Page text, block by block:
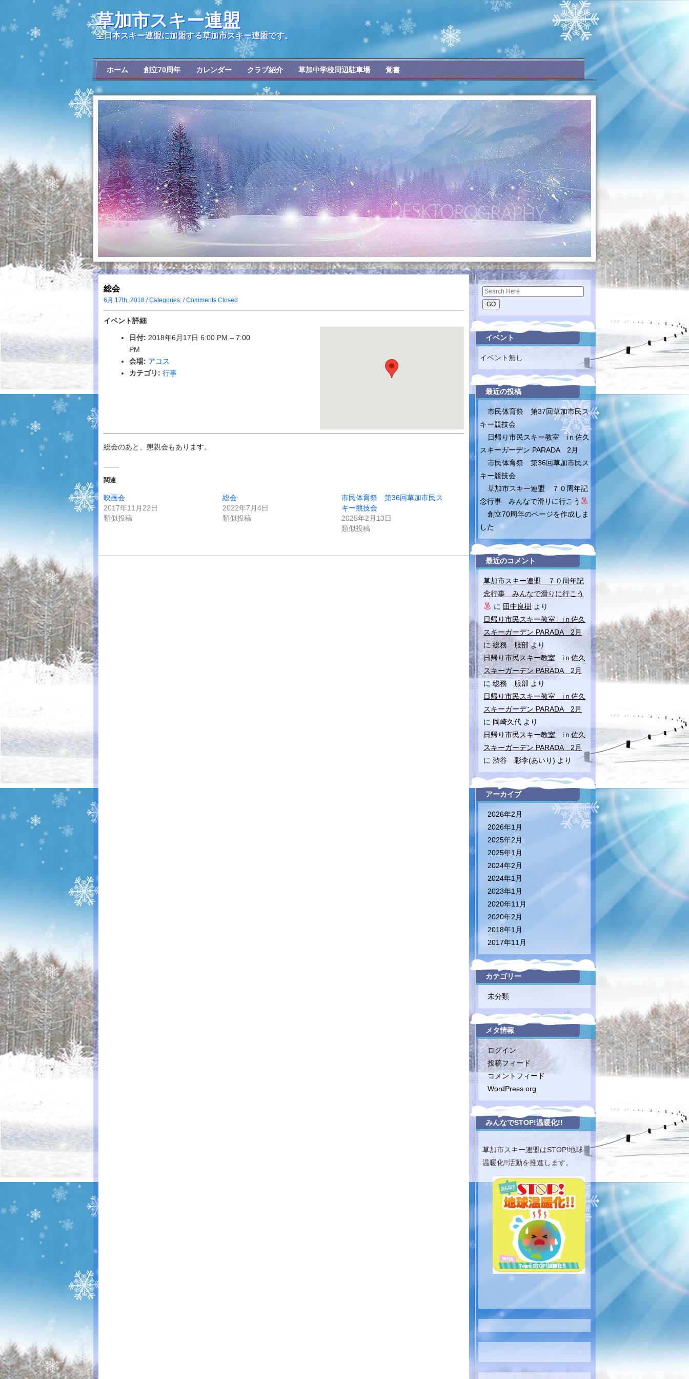
草加市スキー連盟
全日本スキー連盟に加盟する草加市スキー連盟です。
ホーム 創立70周年 カレンダー クラブ紹介 草加中学校周辺駐車場 覚書
総会
6月 17th, 2018 / Categories: /Comments Closed
イベント詳細
日付: 2018年6月17日 6:00 PM – 7:00
PM
会場: アコス
カテゴリ: 行事
総会のあと、懇親会もあります。
関連
映画会
2017年11月22日
類似投稿
総会
2022年7月4日
類似投稿
市民体育祭 第36回草加市民ス
キー競技会
2025年2月13日
類似投稿
Search
イベント
イベント無し
最近の投稿
市民体育祭 第37回草加市民ス
キー競技会
日帰り市民スキー教室 iｎ佐久
スキーガーデン PARADA 2月
市民体育祭 第36回草加市民ス
キー競技会
草加市スキー連盟 ７０周年記
念行事 みんなで滑りに行こう
創立70周年のページを作成しま
した
最近のコメント
草加市スキー連盟 ７０周年記
念行事 みんなで滑りに行こう
に 田中良樹より
日帰り市民スキー教室 iｎ佐久
スキーガーデン PARADA 2月
に総務 服部 より
日帰り市民スキー教室 iｎ佐久
スキーガーデン PARADA 2月
に 総務 服部 より
日帰り市民スキー教室 iｎ佐久
スキーガーデン PARADA 2月
に 岡崎久代 より
日帰り市民スキー教室 iｎ佐久
スキーガーデン PARADA 2月
に 渋谷 彩李(あいり) より
アーカイブ
2026年2月
2026年1月
2025年2月
2025年1月
2024年2月
2024年1月
2023年1月
2020年11月
2020年2月
2018年1月
2017年11月
カテゴリー
未分類
メタ情報
ログイン
投稿フィード
コメントフィード
WordPress.org
みんなでSTOP!温暖化!!
草加市スキー連盟はSTOP!地球
温暖化!!活動を推進します。